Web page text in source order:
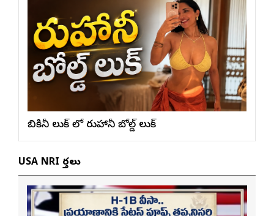
బికినీ లుక్ లో రుహానీ బోల్డ్ లుక్
USA NRI వార్తలు